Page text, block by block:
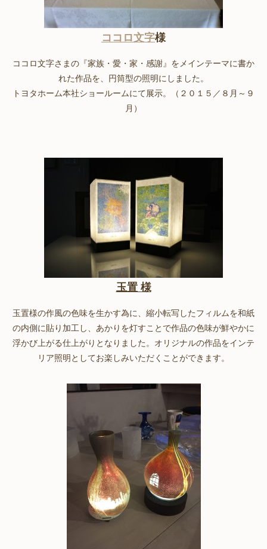
ココロ文字様
ココロ文字さまの『家族・愛・家・感謝』をメインテーマに書か
れた作品を、円筒型の照明にしました。
トヨタホーム本社ショールームにて展示。（２０１５／８月～９
月）
玉置 様
玉置様の作風の色味を生かす為に、縮小転写したフィルムを和紙
の内側に貼り加工し、あかりを灯すことで作品の色味が鮮やかに
浮かび上がる仕上がりとなりました。オリジナルの作品をインテ
リア照明としてお楽しみいただくことができます。